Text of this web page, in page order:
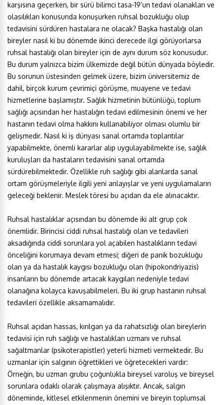
karşısına geçerken, bir sürü bilimci tasa-19’un tedavi olanakları ve
olasılıkları konusunda konuşurken ruhsal bozukluğu olup
tedavisini sürdüren hastalara ne olacak? Başka hastalığı olan
bireyler nasıl ki bu dönemde ikinci derecede ilgi görüyorlarsa
ruhsal hastalığı olan bireyler için de aynı durum söz konusudur.
Bu durum yalnızca bizim ülkemizde değil bütün dünyada böyledir.
Bu sorunun üstesinden gelmek üzere, bizim üniversitemiz de
dahil, birçok kurum çevrimiçi görüşme, muayene ve tedavi
hizmetlerine başlamıştır. Sağlık hizmetinin bütünlüğü, toplum
sağlığı açısından her hastalığın tedavi edilmesinin önemi ve her
hastanın tedavi olma hakkını kullanabiliyor olması olumlu bir
gelişmedir. Nasıl ki iş dünyası sanal ortamda toplantılar
yapabilmekte, önemli kararlar alıp uygulayabilmekte ise, sağlık
kuruluşları da hastaların tedavisini sanal ortamda
sürdürebilmektedir. Özellikle ruh sağlığı gibi alanlarda sanal
ortam görüşmeleriyle ilgili yeni anlayışlar ve yeni uygulamaların
geleceği beklenir. Meslek töresi bu açıdan da ele alınacaktır.
Ruhsal hastalıklar açısından bu dönemde iki alt grup çok
önemlidir. Birincisi ciddi ruhsal hastalığı olan ve tedavileri
aksadığında ciddi sorunlara yol açabilen hastalıkların tedavi
önceliğini korumaya devam etmesi; diğeri de panik bozukluğu
olan ya da hastalık kaygısı bozukluğu olan (hipokondriyazis)
insanların bu dönemde artacak kaygıları nedeniyle tedavi
olanağına kolayca kavuşabilmeleri. Bu iki grup hastanın ruhsal
tedavileri özellikle aksamamalıdır.
Ruhsal açıdan hassas, kırılgan ya da rahatsızlığı olan bireylerin
tedavisi için ruh sağlığı ve hastalıkları uzmanı ve ruhsal
sağaltmanlar (psikoterapistler) yeterli hizmeti vermektedir. Bu
uzmanlar için salgının öğrettikleri ve öğretecekleri vardır:
Örneğin, bu uzman grubu çoğunlukla bireysel varoluş ve bireysel
sorunlara odaklı olarak çalışmaya alışıktır. Ancak, salgın
döneminde, kitlesel etkilenmenin önemini ve bireyin toplumsal